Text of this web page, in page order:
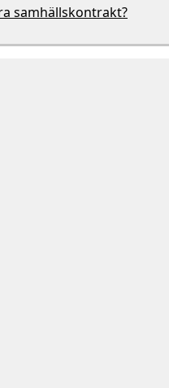
samhällskontrakt?